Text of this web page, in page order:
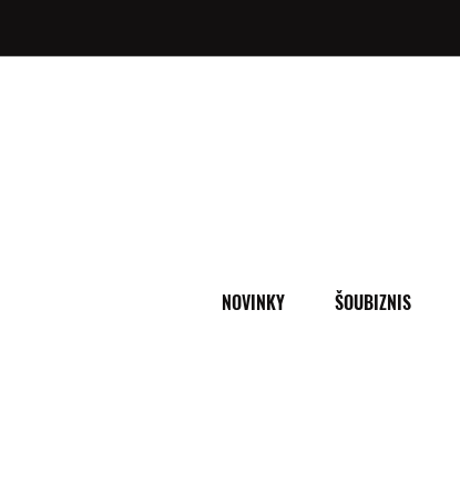
NOVINKY ŠOUBIZNIS